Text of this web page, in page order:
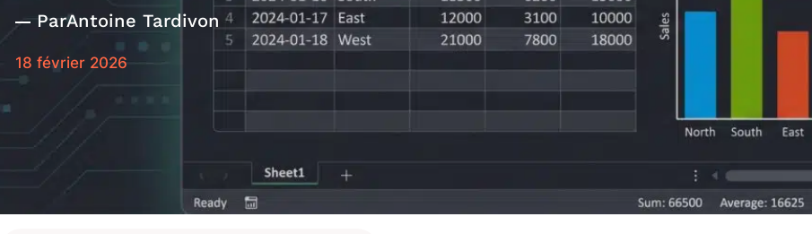
ParAntoine Tardivon
18 février 2026